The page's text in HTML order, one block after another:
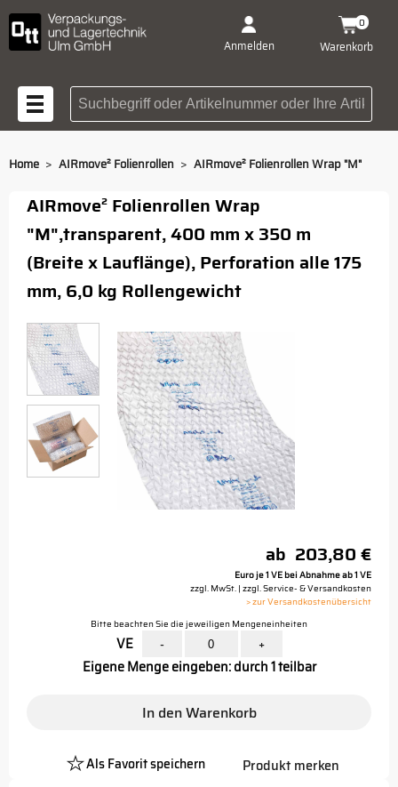
Anmelden Warenkorb
0
Suchbegriff oder
Home > AIRmove² Folienrollen > AIRmove² Folienrollen Wrap "M"
AIRmove² Folienrollen Wrap
"M",transparent, 400 mm x 350 m
(Breite x Lauflänge), Perforation alle 175
mm, 6,0 kg Rollengewicht
ab 203,80 €
Euro je 1 VE bei Abnahme ab 1 VE
zzgl. MwSt. | zzgl. Service- & Versandkosten
> zur Versandkostenübersicht
Bitte beachten Sie die jeweiligen Mengeneinheiten
VE - +
Eigene Menge eingeben: durch 1 teilbar
In den Warenkorb
Als Favorit speichern
Platzhalter
Produkt merken